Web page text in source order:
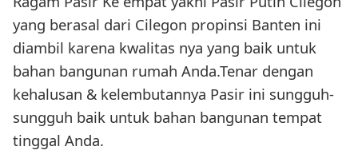
yang berasal dari Cilegon propinsi Banten ini
diambil karena kwalitas nya yang baik untuk
bahan bangunan rumah Anda.Tenar dengan
kehalusan & kelembutannya Pasir ini sungguh-
sungguh baik untuk bahan bangunan tempat
tinggal Anda.